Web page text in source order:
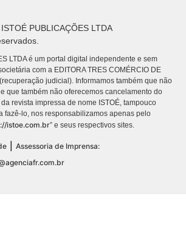
PUBLICAÇÕES LTDA
LTDA é um portal digital independente e sem
com a EDITORA TRES COMÉRCIO DE
judicial). Informamos também que não
que também não oferecemos cancelamento do
revista impressa de nome ISTOÉ, tampouco
fazê-lo, nos responsabilizamos apenas pelo
istoe.com.br” e seus respectivos sites.
Assessoria de Imprensa: